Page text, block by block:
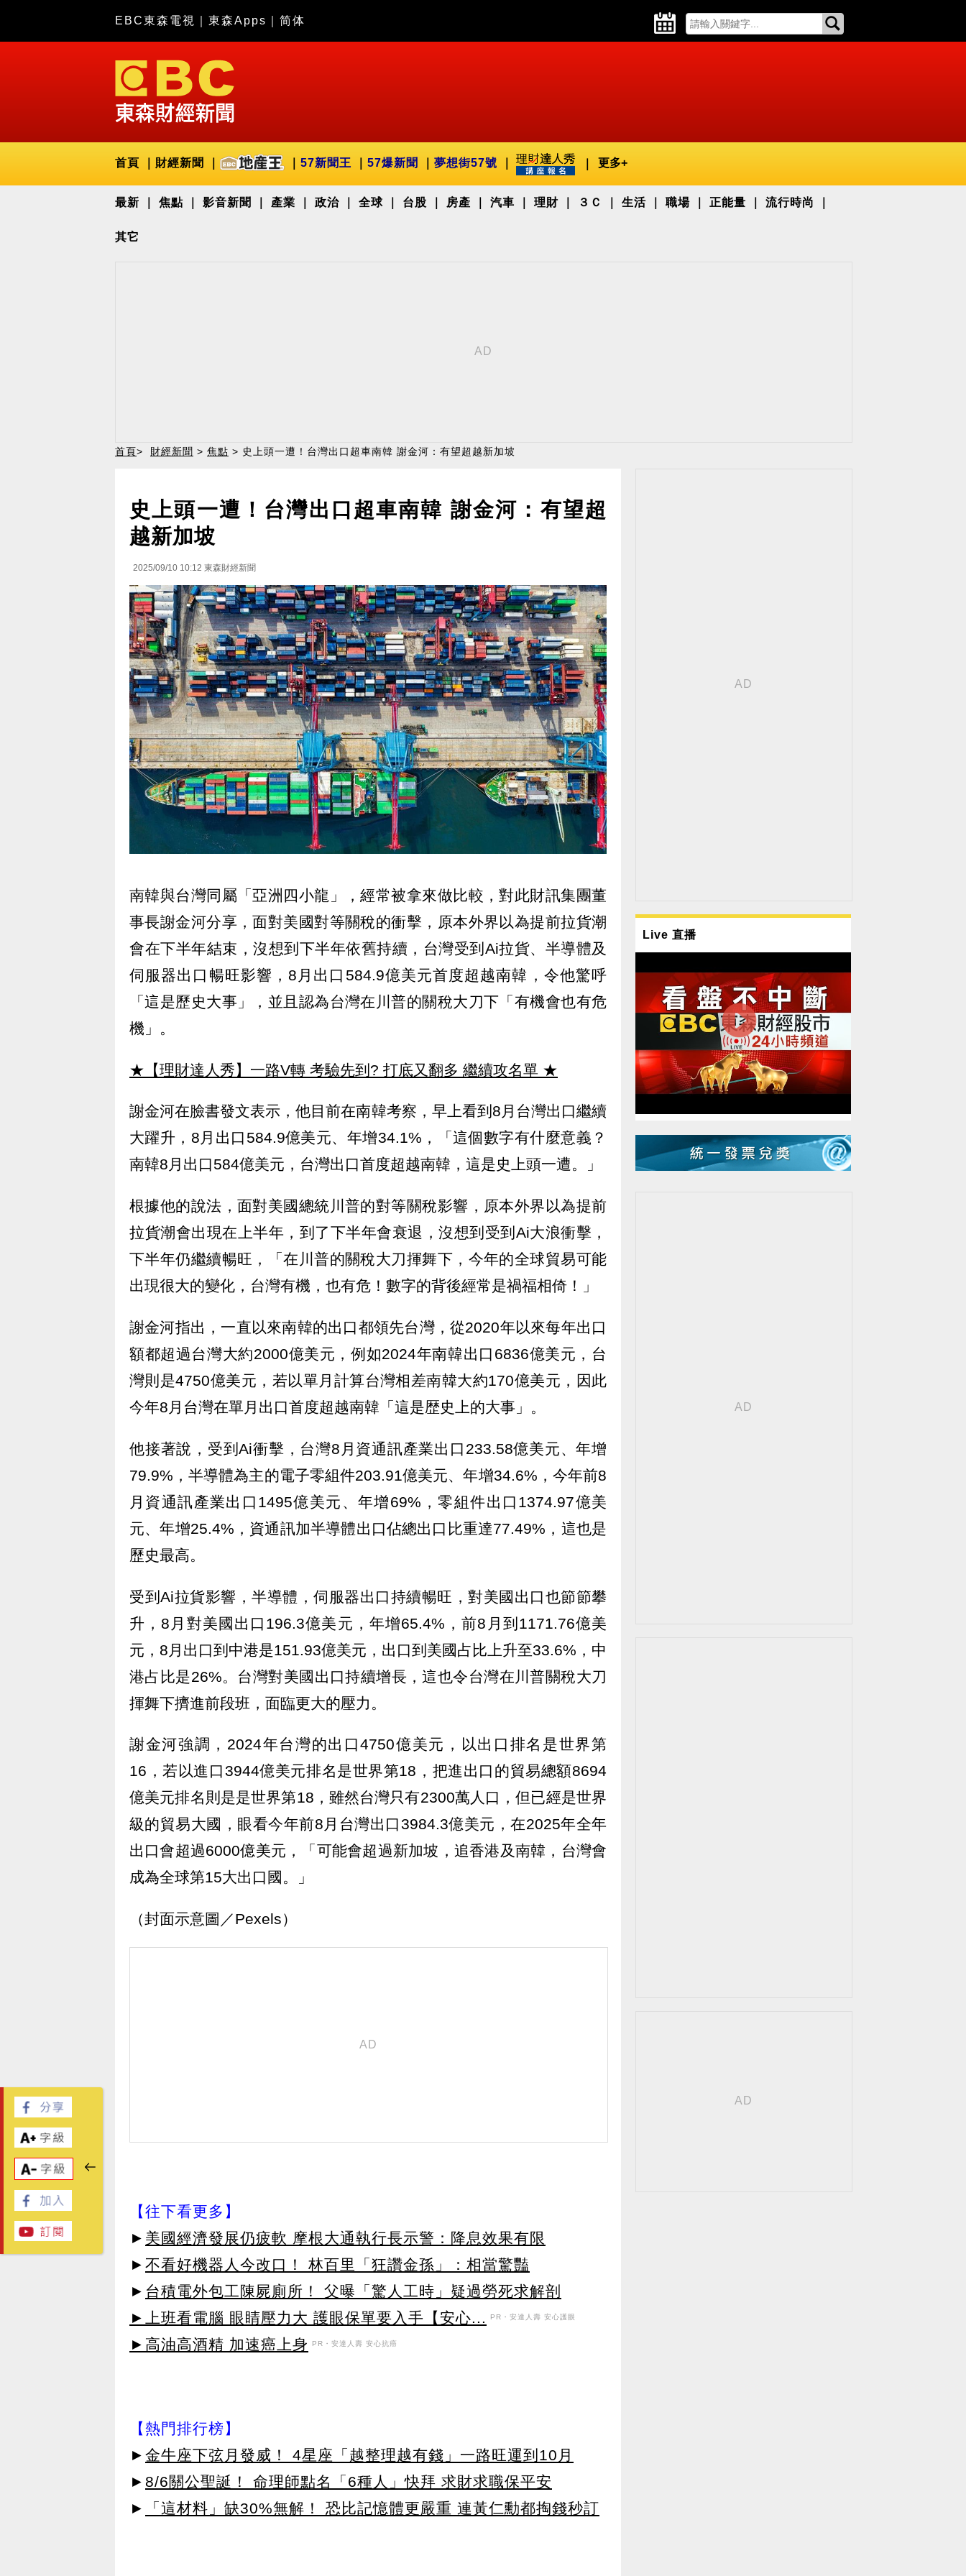
EBC東森電視 東森Apps 简体
首頁 財經新聞 57新聞王 57爆新聞 夢想街57號 更多+
最新 焦點 影音新聞 產業 政治 全球 台股 房產 汽車 理財 ３Ｃ 生活 職場 正能量 流行時尚
其它
首頁> 財經新聞 > 焦點 > 史上頭一遭！台灣出口超車南韓 謝金河：有望超越新加坡
史上頭一遭！台灣出口超車南韓 謝金河：有望超
越新加坡
2025/09/10 10:12 東森財經新聞
南韓與台灣同屬「亞洲四小龍」，經常被拿來做比較，對此財訊集團董
事長謝金河分享，面對美國對等關稅的衝擊，原本外界以為提前拉貨潮
會在下半年結束，沒想到下半年依舊持續，台灣受到Ai拉貨、半導體及
伺服器出口暢旺影響，8月出口584.9億美元首度超越南韓，令他驚呼
「這是歷史大事」，並且認為台灣在川普的關稅大刀下「有機會也有危
機」。
★【理財達人秀】一路V轉 考驗先到? 打底又翻多 繼續攻名單 ★
謝金河在臉書發文表示，他目前在南韓考察，早上看到8月台灣出口繼續
大躍升，8月出口584.9億美元、年增34.1%，「這個數字有什麼意義？
南韓8月出口584億美元，台灣出口首度超越南韓，這是史上頭一遭。」
根據他的說法，面對美國總統川普的對等關稅影響，原本外界以為提前
拉貨潮會出現在上半年，到了下半年會衰退，沒想到受到Ai大浪衝擊，
下半年仍繼續暢旺，「在川普的關稅大刀揮舞下，今年的全球貿易可能
出現很大的變化，台灣有機，也有危！數字的背後經常是禍福相倚！」
謝金河指出，一直以來南韓的出口都領先台灣，從2020年以來每年出口
額都超過台灣大約2000億美元，例如2024年南韓出口6836億美元，台
灣則是4750億美元，若以單月計算台灣相差南韓大約170億美元，因此
今年8月台灣在單月出口首度超越南韓「這是歴史上的大事」。
他接著說，受到Ai衝擊，台灣8月資通訊產業出口233.58億美元、年增
79.9%，半導體為主的電子零組件203.91億美元、年增34.6%，今年前8
月資通訊產業出口1495億美元、年增69%，零組件出口1374.97億美
元、年增25.4%，資通訊加半導體出口佔總出口比重達77.49%，這也是
歷史最高。
受到Ai拉貨影響，半導體，伺服器出口持續暢旺，對美國出口也節節攀
升，8月對美國出口196.3億美元，年增65.4%，前8月到1171.76億美
元，8月出口到中港是151.93億美元，出口到美國占比上升至33.6%，中
港占比是26%。台灣對美國出口持續增長，這也令台灣在川普關稅大刀
揮舞下擠進前段班，面臨更大的壓力。
謝金河強調，2024年台灣的出口4750億美元，以出口排名是世界第
16，若以進口3944億美元排名是世界第18，把進出口的貿易總額8694
億美元排名則是是世界第18，雖然台灣只有2300萬人口，但已經是世界
級的貿易大國，眼看今年前8月台灣出口3984.3億美元，在2025年全年
出口會超過6000億美元，「可能會超過新加坡，追香港及南韓，台灣會
成為全球第15大出口國。」
（封面示意圖／Pexels）
【往下看更多】
► 美國經濟發展仍疲軟 摩根大通執行長示警：降息效果有限
► 不看好機器人今改口！ 林百里「狂讚金孫」：相當驚豔
► 台積電外包工陳屍廁所！ 父曝「驚人工時」疑過勞死求解剖
►上班看電腦 眼睛壓力大 護眼保單要入手【安心...
PR・安達人壽 安心護眼
►高油高酒精 加速癌上身 PR・安達人壽 安心抗癌
【熱門排行榜】
► 金牛座下弦月發威！ 4星座「越整理越有錢」一路旺運到10月
► 8/6關公聖誕！ 命理師點名「6種人」快拜 求財求職保平安
►
「這材料」缺30%無解！ 恐比記憶體更嚴重 連黃仁勳都掏錢秒訂
Live 直播